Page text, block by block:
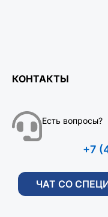
КОНТАКТЫ
Есть вопросы?
+7
ЧАТ СО